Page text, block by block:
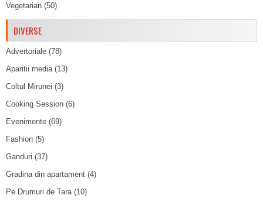
Vegetarian (50)
DIVERSE
Advertoriale (78)
Aparitii media (13)
Coltul Mirunei (3)
Cooking Session (6)
Evenimente (69)
Fashion (5)
Ganduri (37)
Gradina din apartament (4)
Pe Drumuri de Tara (10)